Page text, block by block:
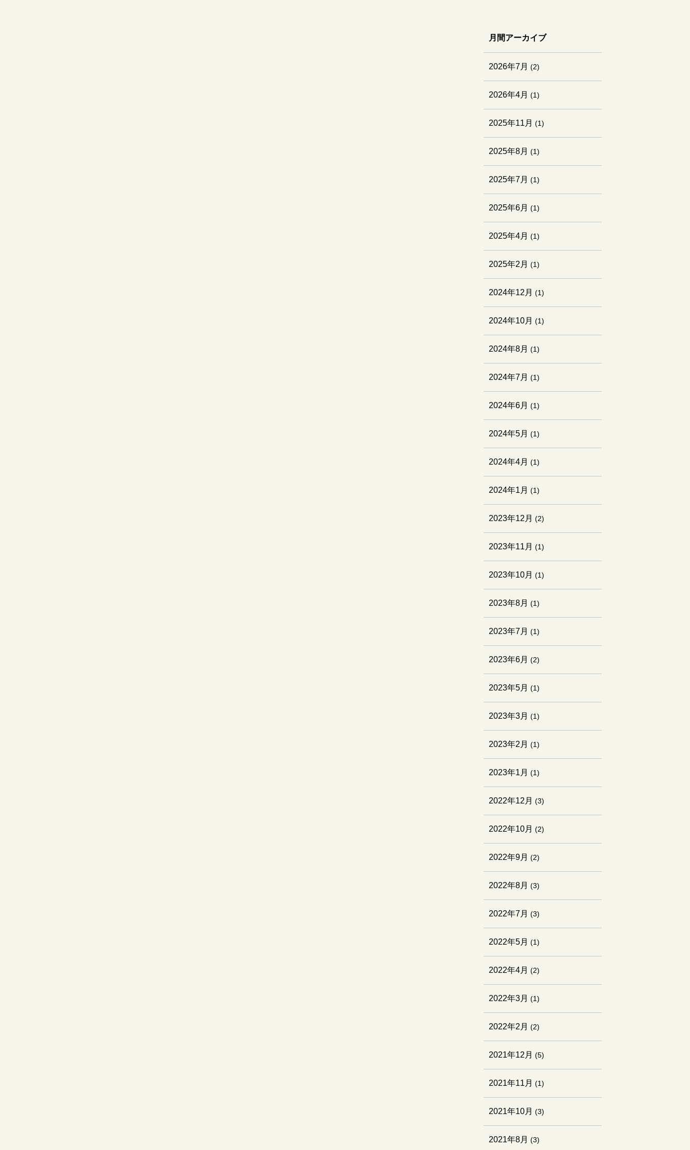
月間アーカイブ
2026年7月 (2)
2026年4月 (1)
2025年11月 (1)
2025年8月 (1)
2025年7月 (1)
2025年6月 (1)
2025年4月 (1)
2025年2月 (1)
2024年12月 (1)
2024年10月 (1)
2024年8月 (1)
2024年7月 (1)
2024年6月 (1)
2024年5月 (1)
2024年4月 (1)
2024年1月 (1)
2023年12月 (2)
2023年11月 (1)
2023年10月 (1)
2023年8月 (1)
2023年7月 (1)
2023年6月 (2)
2023年5月 (1)
2023年3月 (1)
2023年2月 (1)
2023年1月 (1)
2022年12月 (3)
2022年10月 (2)
2022年9月 (2)
2022年8月 (3)
2022年7月 (3)
2022年5月 (1)
2022年4月 (2)
2022年3月 (1)
2022年2月 (2)
2021年12月 (5)
2021年11月 (1)
2021年10月 (3)
2021年8月 (3)